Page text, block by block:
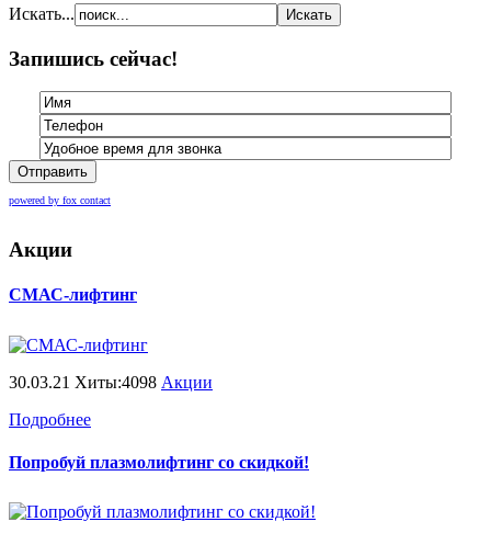
Искать...
Запишись сейчас!
Отправить
powered by fox contact
Акции
СМАС-лифтинг
30.03.21 Хиты:4098 Акции
Подробнее
Попробуй плазмолифтинг со скидкой!